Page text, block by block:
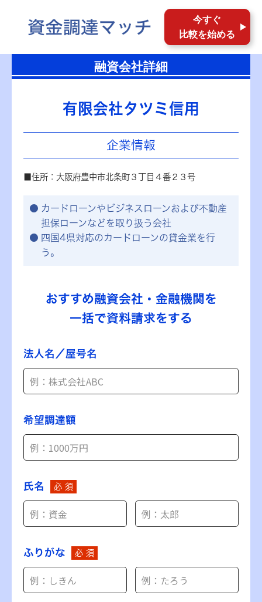
今すぐ
比較を始める
融資会社詳細
有限会社タツミ信用
企業情報
■住所：大阪府豊中市北条町３丁目４番２３号
カードローンやビジネスローンおよび不動産
担保ローンなどを取り扱う会社
四国4県対応のカードローンの貸金業を行
う。
おすすめ融資会社・金融機関を
一括で資料請求をする
法人名／屋号名
希望調達額
氏名 必 須
ふりがな 必 須